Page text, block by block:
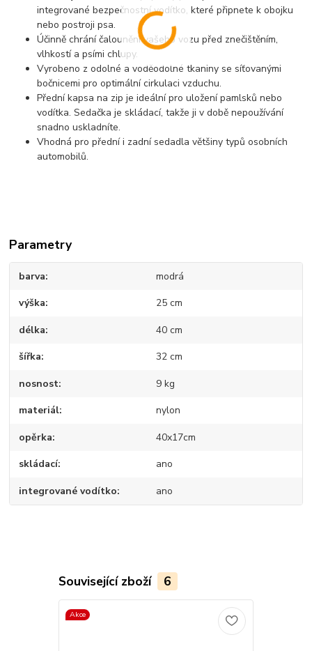
integrované bezpečnostní vodítko, které připnete k obojku
nebo postroji psa.
Účinně chrání čalounění vašeho vozu před znečištěním,
vlhkostí a psími chlupy.
Vyrobeno z odolné a voděodolné tkaniny se síťovanými
bočnicemi pro optimální cirkulaci vzduchu.
Přední kapsa na zip je ideální pro uložení pamlsků nebo
vodítka. Sedačka je skládací, takže ji v době nepoužívání
snadno uskladníte.
Vhodná pro přední i zadní sedadla většiny typů osobních
automobilů.
Parametry
barva modrá
výška 25 cm
délka 40 cm
šířka 32 cm
nosnost 9 kg
materiál nylon
opěrka 40x17cm
skládací ano
integrované vodítko ano
Související zboží 6
Akce